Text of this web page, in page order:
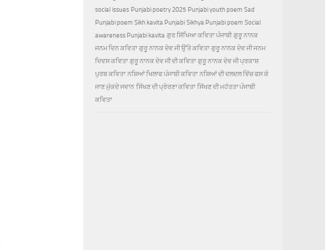
social issues Punjabi poetry 2025 Punjabi youth poem Sad
Punjabi poem Sikh kavita Punjabi Sikhya Punjabi poem Social
awareness Punjabi kavita ਗੁਰ ਸਿੱਖਿਆ ਕਵਿਤਾ ਪੰਜਾਬੀ ਗੁਰੂ ਨਾਨਕ
ਜਨਮ ਦਿਨ ਕਵਿਤਾ ਗੁਰੂ ਨਾਨਕ ਦੇਵ ਜੀ ਉੱਤੇ ਕਵਿਤਾ ਗੁਰੂ ਨਾਨਕ ਦੇਵ ਜੀ ਜਨਮ
ਦਿਵਸ ਕਵਿਤਾ ਗੁਰੂ ਨਾਨਕ ਦੇਵ ਜੀ ਦੀ ਕਵਿਤਾ ਗੁਰੂ ਨਾਨਕ ਦੇਵ ਜੀ ਪ੍ਰਕਾਸ਼
ਪੁਰਬ ਕਵਿਤਾ ਨਸ਼ਿਆਂ ਖਿਲਾਫ ਪੰਜਾਬੀ ਕਵਿਤਾ ਨਸ਼ਿਆਂ ਦੀ ਦਲਦਲ ਵਿੱਚ ਫਸ ਕੇ
ਜਾਣ ਮੁੱਕਦੇ ਜਵਾਨ ਸਿੱਖਣ ਦੀ ਪ੍ਰੇਰਣਾ ਕਵਿਤਾ ਸਿੱਖਣ ਦੀ ਮਹੱਤਤਾ ਪੰਜਾਬੀ
ਕਵਿਤਾ